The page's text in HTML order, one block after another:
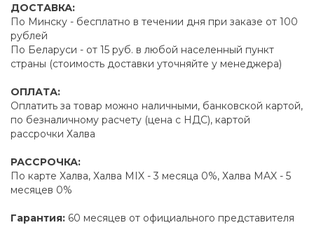
ДОСТАВКА:
По Минску - бесплатно в течении дня при заказе от 100
рублей
По Беларуси - от 15 руб. в любой населенный пункт
страны (стоимость доставки уточняйте у менеджера)
ОПЛАТА:
Оплатить за товар можно наличными, банковской картой,
по безналичному расчету (цена с НДС), картой
рассрочки Халва
РАССРОЧКА:
По карте Халва, Халва MIX - 3 месяца 0%, Халва MAX - 5
месяцев 0%
Гарантия: 60 месяцев от официального представителя